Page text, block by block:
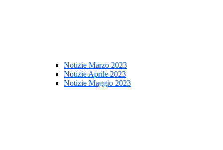
Notizie Marzo 2023
Notizie Aprile 2023
Notizie Maggio 2023